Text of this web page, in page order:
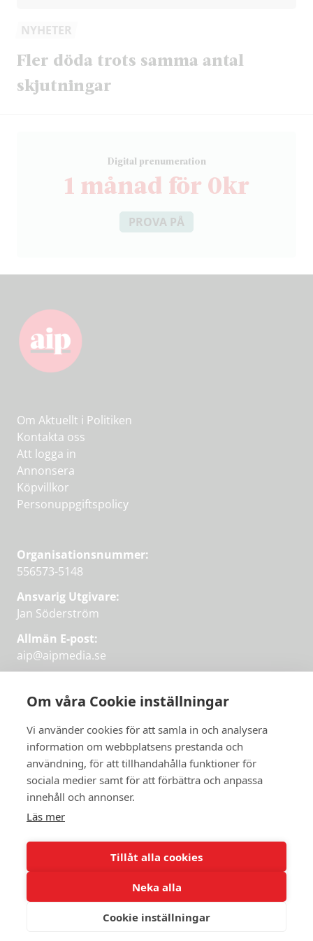
Om våra Cookie inställningar
Vi använder cookies för att samla in och analysera
information om webbplatsens prestanda och
användning, för att tillhandahålla funktioner för
sociala medier samt för att förbättra och anpassa
innehåll och annonser.
Läs mer
Tillåt alla cookies
Neka alla
Cookie inställningar
första månaden
gratis.
PRENUMERERA
NYHETER
Fler döda trots samma antal
skjutningar
Digital prenumeration
1 månad för 0kr
PROVA PÅ
Om Aktuellt i Politiken
Kontakta oss
Att logga in
Annonsera
Köpvillkor
Personuppgiftspolicy
Organisationsnummer:
556573-5148
Ansvarig Utgivare:
Jan Söderström
Allmän E-post:
aip@aipmedia.se
aip@flowyinfo.seeller 08-1210 60 40.
Instagram
LinkedIn
Twitter
Facebook
Få veckans bästa
artiklar på mejlen
PRENUMERERA
© 2026 Aktuellt i Politiken.